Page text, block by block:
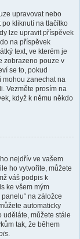
upravovat nebo
po kliknutí na tlačítko
lze upravit příspěvek
na příspěvek
text, ve kterém je
zobrazeno pouze v
se to, pokud
mohou zanechat na
Vezměte prosím na
když k němu někdo
nejdřív ve vašem
ho vytvoříte, můžete
váš podpis k
ke všem mým
na záložce
automaticky
uděláte, můžete stále
tak, že během
.